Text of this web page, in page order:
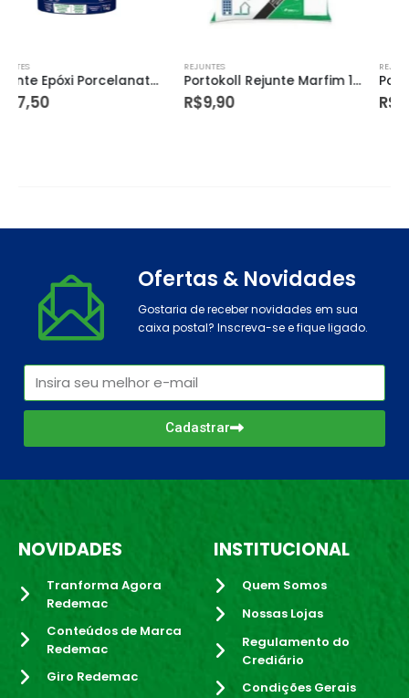
REJUNTES
Portokoll Rejunte Marfim 1kg – 96000
R$9,90
REJUNTES
Portokoll Rejunte Tflex Extra Cz Artico 1kg – 190311
R$24,90
Ofertas & Novidades
Gostaria de receber novidades em sua
caixa postal? Inscreva-se e fique ligado.
Cadastrar
NOVIDADES
Tranforma Agora
Redemac
Conteúdos de Marca
Redemac
Giro Redemac
INSTITUCIONAL
Quem Somos
Nossas Lojas
Regulamento do
Crediário
Condições Gerais